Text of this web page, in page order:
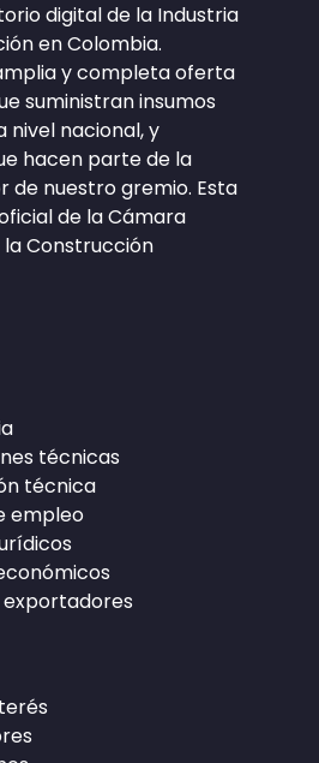
digital de la Industria
en Colombia.
y completa oferta
suministran insumos
nivel nacional, y
hacen parte de la
de nuestro gremio. Esta
de la Cámara
Construcción
técnicas
técnica
empleo